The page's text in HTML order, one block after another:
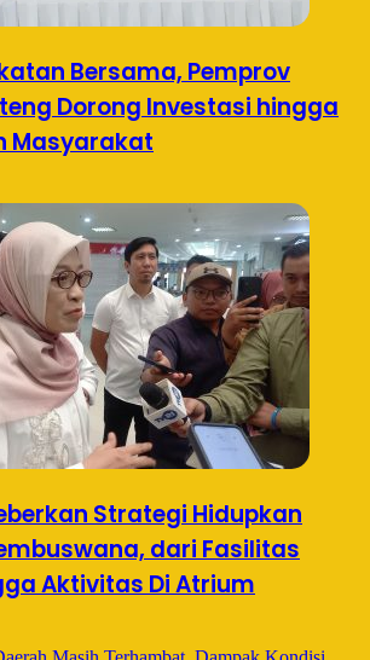
Bersama, Pemprov
Dorong Investasi hingga
Masyarakat
Strategi Hidupkan
dari Fasilitas
Aktivitas Di Atrium